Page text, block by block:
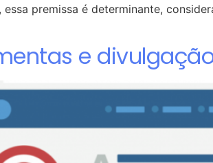
premissa é determinante,
e